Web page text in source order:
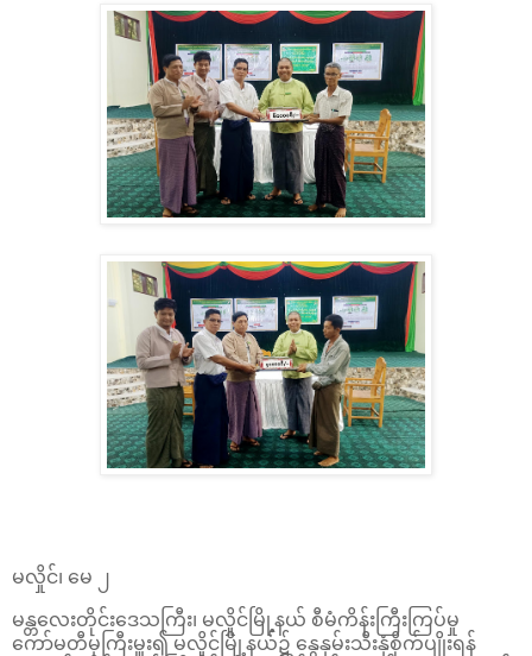
မလှိုင်၊ မေ ၂
မန္တလေးတိုင်းဒေသကြီး၊ မလှိုင်မြို့နယ် စီမံကိန်းကြီးကြပ်မှု
ကော်မတီမှကြီးမှူး၍ မလှိုင်မြို့နယ်၌ နွေနှမ်းသီးနှံစိုက်ပျိုးရန်